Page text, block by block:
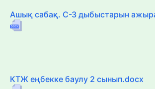
Ашық сабақ. С-З дыбыстарын
КТЖ еңбекке баулу 2 сынып.docx